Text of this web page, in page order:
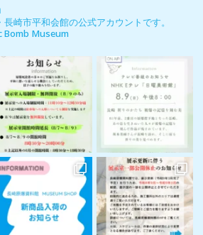
崎市平和会館の公式アカウントです。
Bomb Museum